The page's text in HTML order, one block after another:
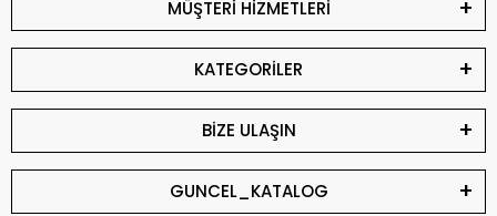
MÜŞTERİ HİZMETLERİ
KATEGORİLER
BİZE ULAŞIN
GUNCEL_KATALOG